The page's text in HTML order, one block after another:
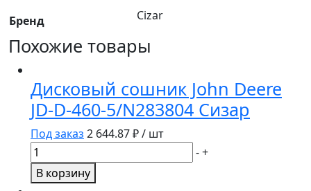
Бренд Cizar
Похожие товары
Дисковый сошник John Deere
JD-D-460-5/N283804 Сизар
Под заказ 2 644.87₽ / шт
Количество
товара
Дисковый
-+
В корзину